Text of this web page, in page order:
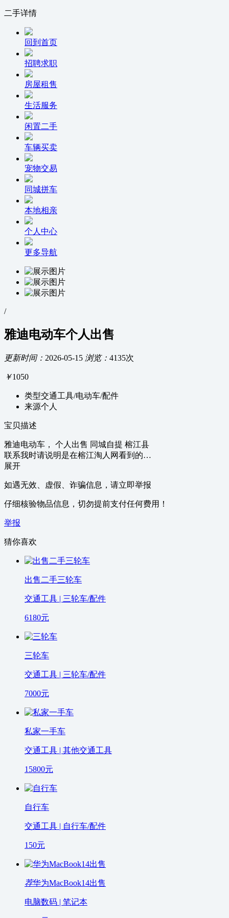
二手详情
回到首页
招聘求职
房屋租售
生活服务
闲置二手
车辆买卖
宠物交易
同城拼车
本地相亲
个人中心
更多导航
/
雅迪电动车个人出售
更新时间： 2026-05-15 浏览： 4135次
￥1050
类型交通工具/电动车/配件
来源个人
宝贝描述
雅迪电动车， 个人出售 同城自提 榕江县
联系我时请说明是在榕江淘人网看到的…
展开
如遇无效、虚假、诈骗信息，请立即举报
仔细核验物品信息，切勿提前支付任何费用！
举报
猜你喜欢
出售二手三轮车
交通工具 | 三轮车/配件
6180元
三轮车
交通工具 | 三轮车/配件
7000元
私家一手车
交通工具 | 其他交通工具
15800元
自行车
交通工具 | 自行车/配件
150元
荐华为MacBook14出售
电脑数码 | 笔记本